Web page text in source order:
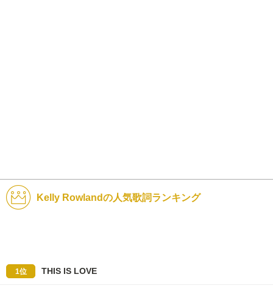
Kelly Rowlandの人気歌詞ランキング
1位 THIS IS LOVE